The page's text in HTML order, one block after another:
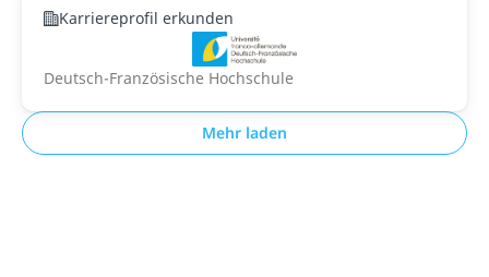
Karriereprofil erkunden
Deutsch-Französische Hochschule
Mehr laden